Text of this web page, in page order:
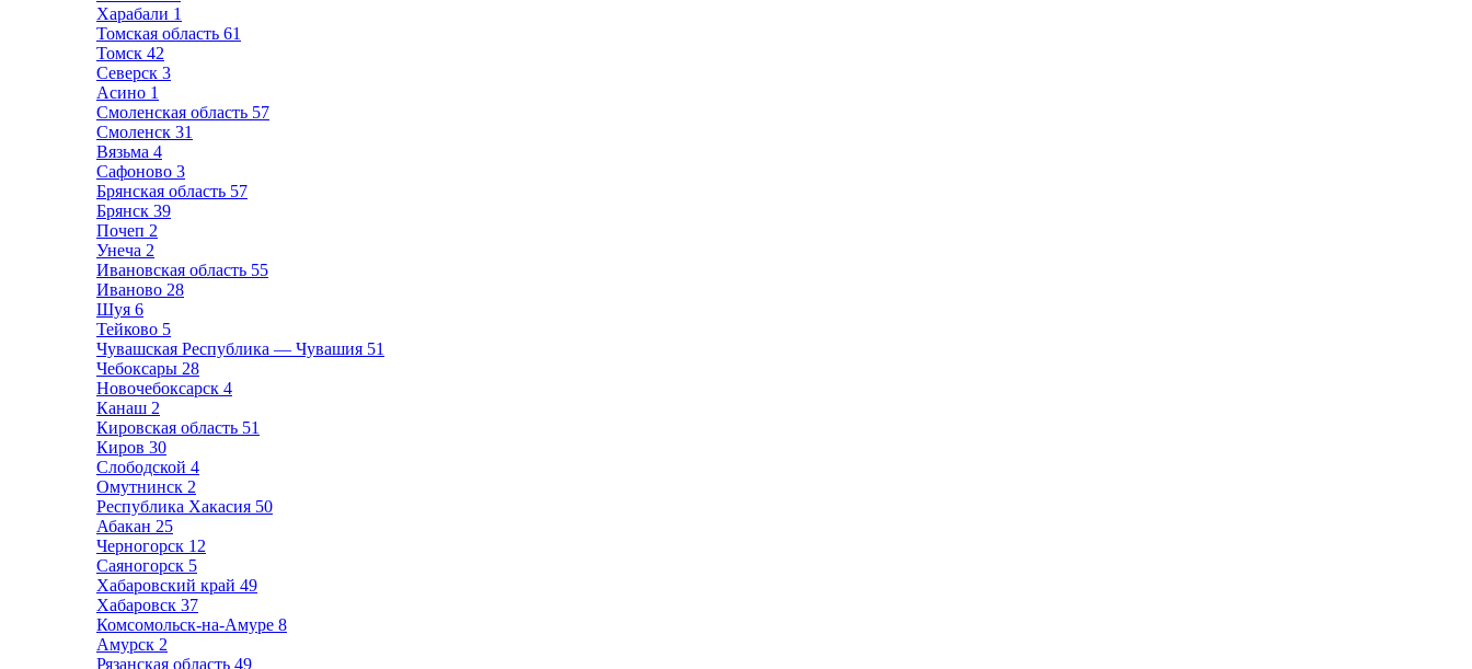
Харабали 1
Томская область 61
Томск 42
Северск 3
Асино 1
Смоленская область 57
Смоленск 31
Вязьма 4
Сафоново 3
Брянская область 57
Брянск 39
Почеп 2
Унеча 2
Ивановская область 55
Иваново 28
Шуя 6
Тейково 5
Чувашская Республика — Чувашия 51
Чебоксары 28
Новочебоксарск 4
Канаш 2
Кировская область 51
Киров 30
Слободской 4
Омутнинск 2
Республика Хакасия 50
Абакан 25
Черногорск 12
Саяногорск 5
Хабаровский край 49
Хабаровск 37
Комсомольск-на-Амуре 8
Амурск 2
Рязанская область 49